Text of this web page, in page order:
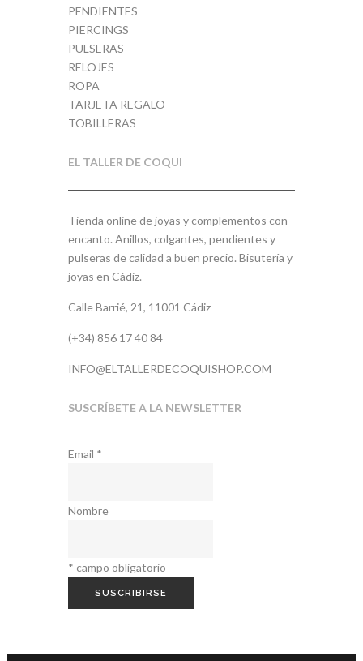
PENDIENTES
PIERCINGS
PULSERAS
RELOJES
ROPA
TARJETA REGALO
TOBILLERAS
EL TALLER DE COQUI
Tienda online de joyas y complementos con
encanto. Anillos, colgantes, pendientes y
pulseras de calidad a buen precio. Bisutería y
joyas en Cádiz.
Calle Barrié, 21, 11001 Cádiz
(+34) 856 17 40 84
INFO@ELTALLERDECOQUISHOP.COM
SUSCRÍBETE A LA NEWSLETTER
Email *
Nombre
* campo obligatorio